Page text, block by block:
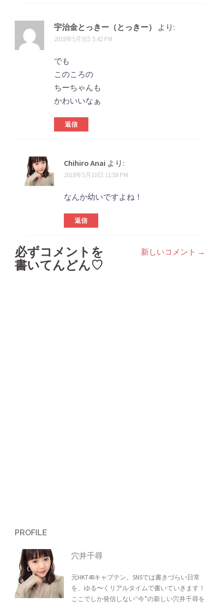
宇治金とっきー（とっきー） より:
2018年5月9日 5:42 PM
でも
このころの
ちーちゃんも
かわいいなぁ
返信
Chihiro Anai より:
2018年5月10日 11:58 PM
なんか幼いですよね！
返信
コ
メ
新しいコメント →
必ずコメントを
書いてんどん♡
PROFILE
穴井千尋
元HKT48キャプテン。SNSでは書きづらい日常
を、ゆる〜くリアルタイムで書いていきます！
ここでしか発信しない“今”の新しい穴井千尋を